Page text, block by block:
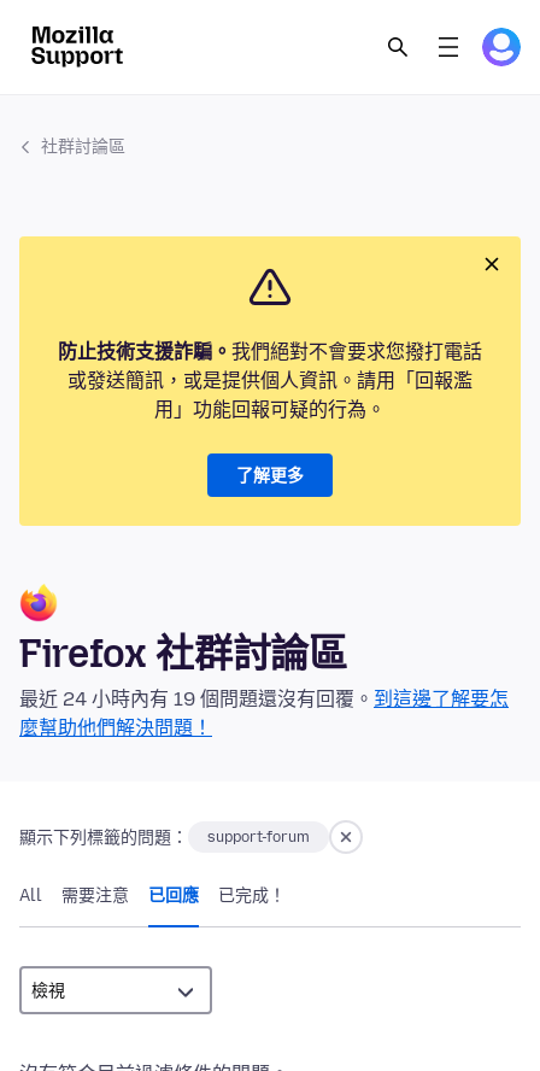
社群討論區
防止技術支援詐騙。 我們絕對不會要求您撥打電話
或發送簡訊，或是提供個人資訊。請用「回報濫
用」功能回報可疑的行為。
了解更多
Firefox 社群討論區
最近 24 小時內有 19 個問題還沒有回覆。 到這邊了解要怎
麼幫助他們解決問題！
顯示下列標籤的問題： support-forum
All 需要注意 已回應 已完成！